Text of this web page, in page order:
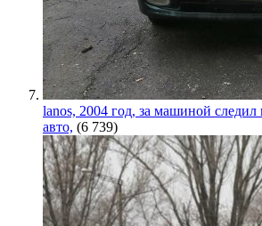
lanos, 2004 год, за машиной следил
авто, (6 739)